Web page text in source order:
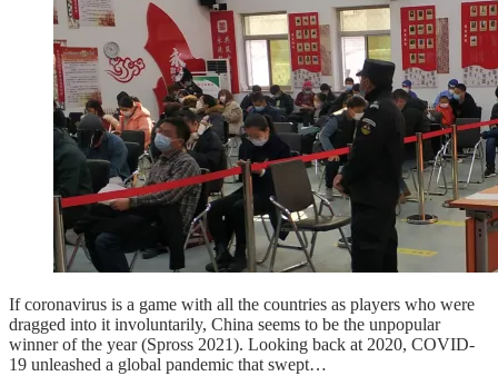
If coronavirus is a game with all the countries as players who were
dragged into it involuntarily, China seems to be the unpopular
winner of the year (Spross 2021). Looking back at 2020, COVID-
19 unleashed a global pandemic that swept…